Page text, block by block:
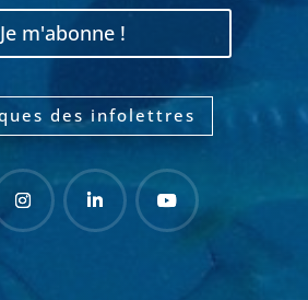
Je m'abonne !
des infolettres